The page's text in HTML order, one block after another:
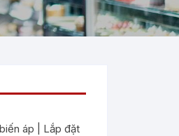
áp | Lắp đặt